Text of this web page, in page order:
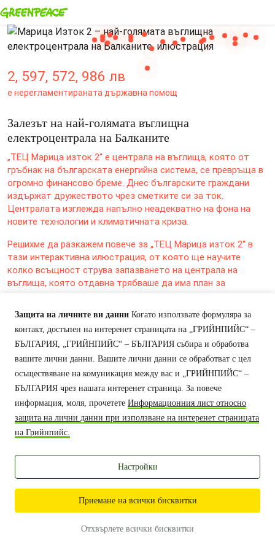
Защита на личните ви данни Когато използвате формуляра за
контакт, достъпен на интеренет страницата на „ГРИЙНПИЙС“ –
БЪЛГАРИЯ, „ГРИЙНПИЙС“ – БЪЛГАРИЯ събира и обработва
вашите лични данни. Вашите лични данни се обработват с цел
осъществяване на комуникация между вас и „ГРИЙНПИЙС“ –
БЪЛГАРИЯ чрез нашата интеренет страница. За повече
информация, моля, прочетете Информационния лист относно
защита на лични данни при използване на интеренет страницата
на Грийнпийс.
Настройки
Приемане на всички бисквитки
Отхвърлете всички бисквитки
2, 597, 572, 986 лв
е нерегламентираната държавна помощ
Залезът на най-голямата въглищна
електроцентрала на Балканите
„ТЕЦ Марица изток 2“ е централа на въглища, която от
гръбнак на българската енергийна система, се превръща в
огромно финансово бреме. Днес българските граждани
издържат дружеството чрез сметките си за ток.
Централата изглежда напълно неадекватно на фона на
новите технологии и климатичната криза.
Решихме да разкажем повече за „ТЕЦ Марица изток 2“ в
тази интерактивна илюстрация, от която ще научите
колко всъщност струва запазването на централа на
въглища, която отдавна трябваше да има план за
технологии за производство на енергия от възобновяеми
източници, а регионът, където се намира – да има
работеща визия за икономическо възстановяване и
развитие.
„Грийнпийс“ – България 2026
Освен ако не еупоменато друго